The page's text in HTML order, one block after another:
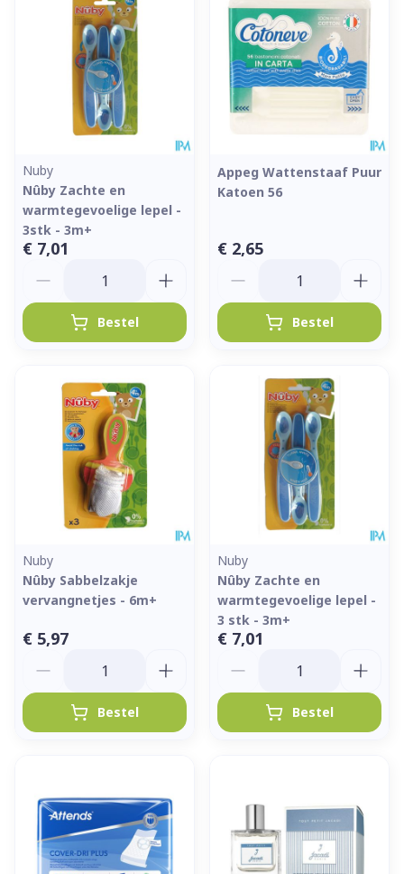
Nuby
Nûby Zachte en
warmtegevoelige lepel -
3stk - 3m+
€ 7,01
Bestel
Appeg Wattenstaaf Puur
Katoen 56
€ 2,65
Bestel
Nuby
Nûby Sabbelzakje
vervangnetjes - 6m+
€ 5,97
Bestel
Nuby
Nûby Zachte en
warmtegevoelige lepel -
3 stk - 3m+
€ 7,01
Bestel